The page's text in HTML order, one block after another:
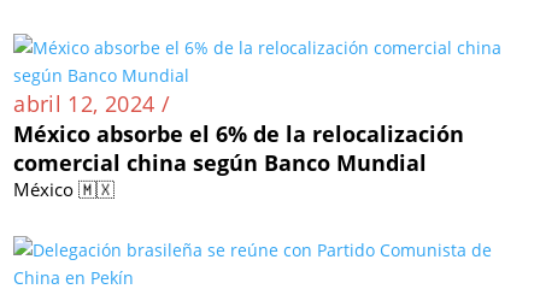
abril 12, 2024 /
México absorbe el 6% de la relocalización
comercial china según Banco Mundial
México 🇲🇽